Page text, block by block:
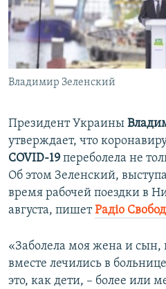
ПОБЕДИТЕЛЕЙ НЕ СУДЯТ?
КРЫМ.НЕПОКОРЕННЫЙ
ELIFBE
УКРАИНСКАЯ ПРОБЛЕМА КРЫМА
ПРИСОЕДИНЯЙТЕСЬ!
Владимир Зеленский
Президент Украины
утверждает, что
COVID-19 переболела не
Об этом Зеленский,
время рабочей поездки в
августа, пишетРадіо
«Заболела моя жена и сын,
вместе лечились в
это, как дети, – более или